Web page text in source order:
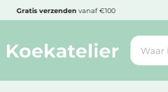
Gratis verzendenvanaf €100